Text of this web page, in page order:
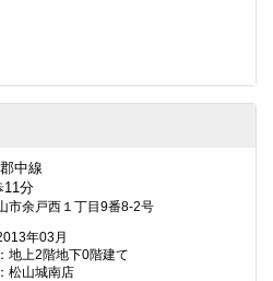
中線
11分
市余戸西１丁目9番8-2号
年03月
地上2階地下0階建て
松山城南店